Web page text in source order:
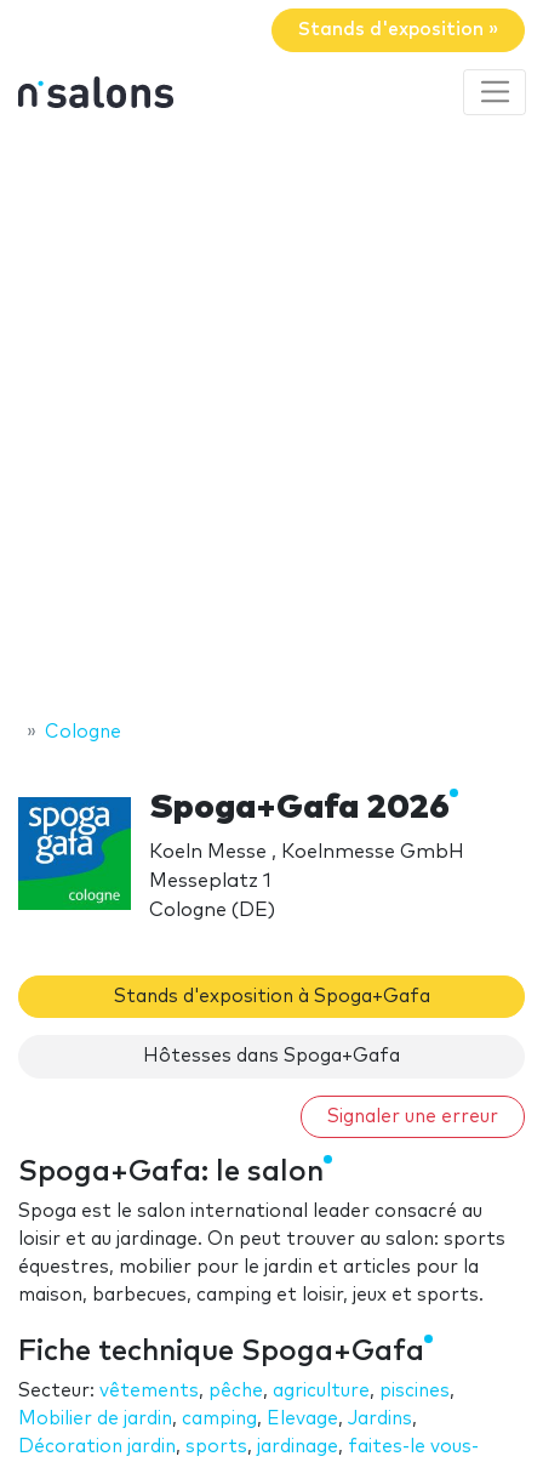
Stands d'exposition »
Cologne
Spoga+Gafa 2026
Koeln Messe , Koelnmesse GmbH
Messeplatz 1
Cologne (DE)
Stands d'exposition à Spoga+Gafa
Hôtesses dans Spoga+Gafa
Signaler une erreur
Spoga+Gafa: le salon
Spoga est le salon international leader consacré au
loisir et au jardinage. On peut trouver au salon: sports
équestres, mobilier pour le jardin et articles pour la
maison, barbecues, camping et loisir, jeux et sports.
Fiche technique Spoga+Gafa
Secteur: vêtements, pêche, agriculture, piscines,
Mobilier de jardin, camping, Elevage, Jardins,
Décoration jardin, sports, jardinage, faites-le vous-